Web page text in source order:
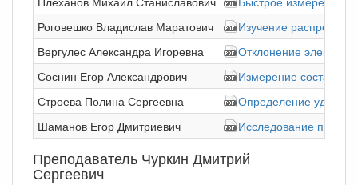
Роговешко Владислав Маратович
Изучение
Вергулес Александра Игоревна
Отклонение
Соснин Егор Александрович
Измерение состава
Строева Полина Сергеевна
Определение
Шаманов Егор Дмитриевич
Исследование
Преподаватель Чуркин Дмитрий
Сергеевич